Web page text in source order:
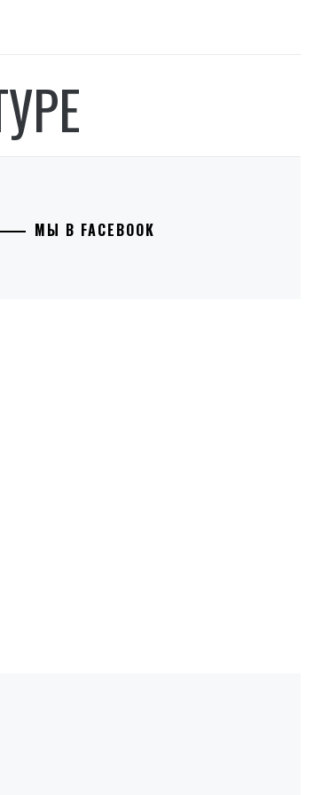
МЫ В FACEBOOK